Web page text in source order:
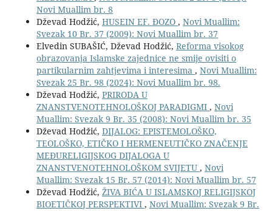
Novi Muallim br. 8
Dževad Hodžić, HUSEIN EF. ĐOZO , Novi Muallim:
Svezak 10 Br. 37 (2009): Novi Muallim br. 37
Elvedin SUBAŠIĆ, Dževad Hodžić, Reforma visokog
obrazovanja Islamske zajednice ne smije ovisiti o
partikularnim zahtjevima i interesima , Novi Muallim:
Svezak 25 Br. 98 (2024): Novi Muallim br. 98.
Dževad Hodžić, PRIRODA U
ZNANSTVENOTEHNOLOŠKOJ PARADIGMI , Novi
Muallim: Svezak 9 Br. 35 (2008): Novi Muallim br. 35
Dževad Hodžić, DIJALOG: EPISTEMOLOŠKO,
TEOLOŠKO, ETIČKO I HERMENEUTIČKO ZNAČENJE
MEĐURELIGIJSKOG DIJALOGA U
ZNANSTVENOTEHNOLOŠKOM SVIJETU , Novi
Muallim: Svezak 15 Br. 57 (2014): Novi Muallim br. 57
Dževad Hodžić, ŽIVA BIĆA U ISLAMSKOJ RELIGIJSKOJ
BIOETIČKOJ PERSPEKTIVI , Novi Muallim: Svezak 9 Br.